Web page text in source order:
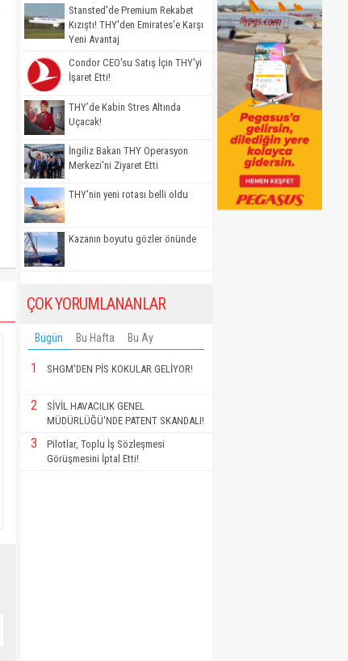
Stansted'de Premium Rekabet
Kızıştı! THY'den Emirates'e Karşı
Yeni Avantaj
Condor CEO'su Satış İçin THY'yi
İşaret Etti!
THY’de Kabin Stres Altında
Uçacak!
İngiliz Bakan THY Operasyon
Merkezi'ni Ziyaret Etti
THY'nin yeni rotası belli oldu
Kazanın boyutu gözler önünde
ÇOK YORUMLANANLAR
Bugün Bu Hafta Bu Ay
1 SHGM'DEN PİS KOKULAR GELİYOR!
2
SİVİL HAVACILIK GENEL
MÜDÜRLÜĞÜ'NDE PATENT SKANDALI!
3
Pilotlar, Toplu İş Sözleşmesi
Görüşmesini İptal Etti!